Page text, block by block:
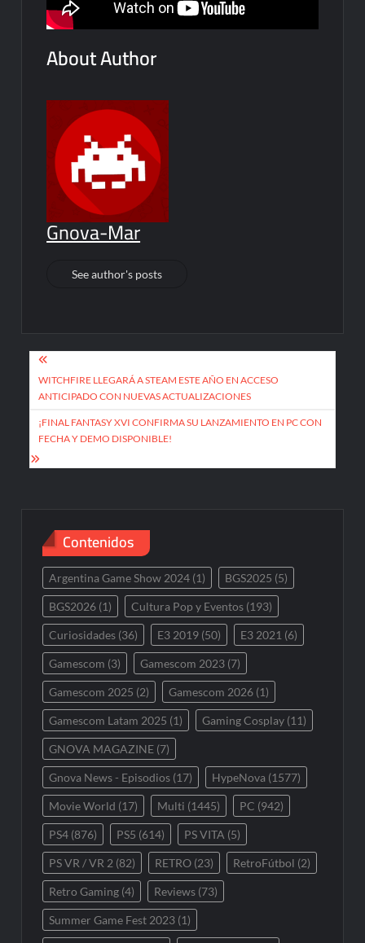
About Author
Gnova-Mar
See author's posts
Post
navigation
WITCHFIRE LLEGARÁ A STEAM ESTE AÑO EN ACCESO
ANTICIPADO CON NUEVAS ACTUALIZACIONES
¡FINAL FANTASY XVI CONFIRMA SU LANZAMIENTO EN PC CON
FECHA Y DEMO DISPONIBLE!
Contenidos
Argentina Game Show 2024 (1) BGS2025 (5)
BGS2026 (1) Cultura Pop y Eventos (193)
Curiosidades (36) E3 2019 (50) E3 2021 (6)
Gamescom (3) Gamescom 2023 (7)
Gamescom 2025 (2) Gamescom 2026 (1)
Gamescom Latam 2025 (1) Gaming Cosplay (11)
GNOVA MAGAZINE (7)
Gnova News - Episodios (17) HypeNova (1577)
Movie World (17) Multi (1445) PC (942)
PS4 (876) PS5 (614) PS VITA (5)
PS VR / VR 2 (82) RETRO (23) RetroFútbol (2)
Retro Gaming (4) Reviews (73)
Summer Game Fest 2023 (1)